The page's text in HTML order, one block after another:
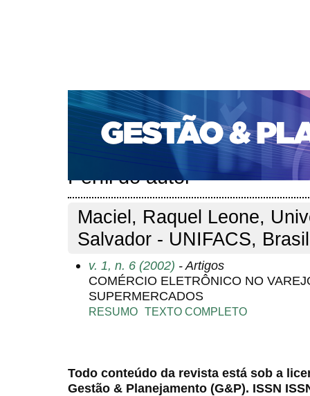
CAPA SOBRE ACESSO CADASTRO
PORTAL DE REVISTAS DA UNIFACS
SUBMISSÕES
PARA SUBMISSÃO DE ARTIGOS
TUTORIAL PARA
Capa Perfil do autor
Perfil do autor
Maciel, Raquel Leone,
Salvador - UNIFACS, Brasil
v. 1, n. 6 (2002) - Artigos
COMÉRCIO ELETRÔNICO NO
SUPERMERCADOS
RESUMO TEXTO COMPLETO
Todo conteúdo da revista está sob a
Gestão & Planejamento (G&P). ISSN